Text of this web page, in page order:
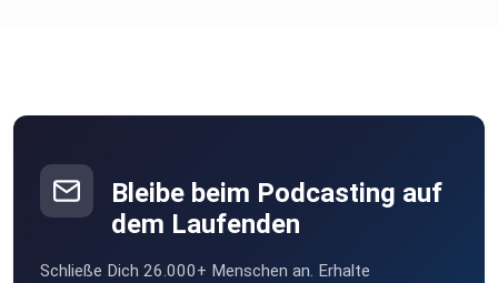
Bleibe beim Podcasting auf
dem Laufenden
Schließe Dich 26.000+ Menschen an. Erhalte